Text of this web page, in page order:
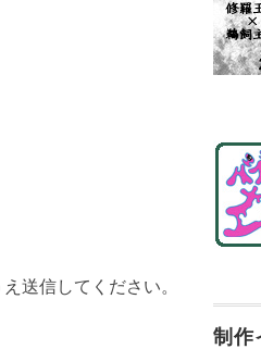
送信してください。
制作